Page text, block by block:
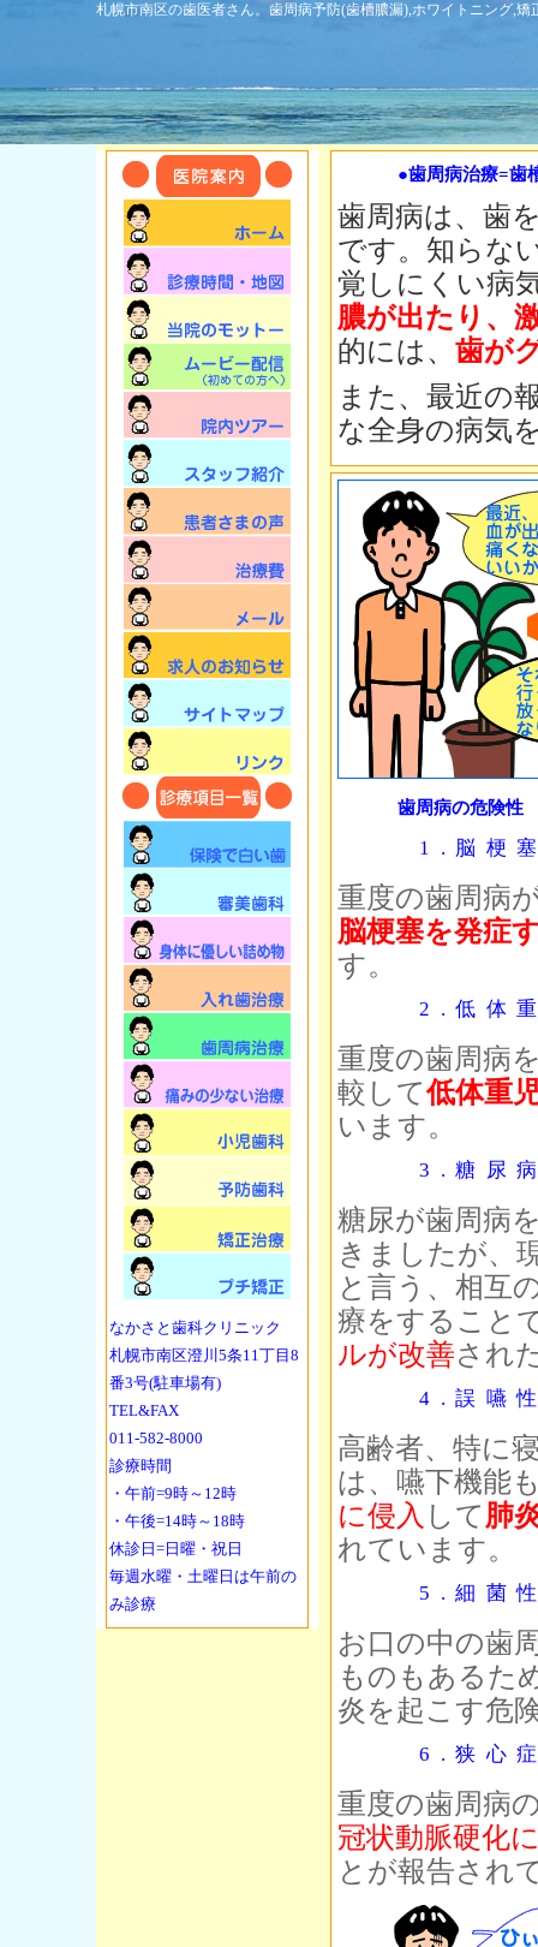
札幌市南区の歯医者さん。歯周病予防(歯槽膿漏),ホワイトニング,
●歯周病治療=歯
歯周病は、歯
です。知らな
覚しにくい病
膿が出たり、
的には、 歯が
また、最近の
な全身の病気
歯周病の危険性
1.脳梗
重度の歯周病
脳梗塞を発症
す。
2.低体
重度の歯周病
較して低体重
います。
3.糖尿
糖尿が歯周病
きましたが、
と言う、相互
療をすること
ルが改善され
4.誤嚥
高齢者、特に
は、嚥下機能
に侵入 して 肺
れています。
5.細菌
お口の中の歯
ものもあるた
炎を起こす危
6.狭心
重度の歯周病
冠状動脈硬化
とが報告され
なかさと歯科クリニック
札幌市南区澄川5条11丁目8
番3号(駐車場有)
TEL&FAX
011-582-8000
診療時間
・午前=9時～12時
・午後=14時～18時
休診日=日曜・祝日
毎週水曜・土曜日は午前の
み診療